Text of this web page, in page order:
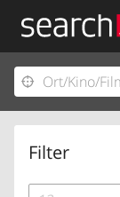
Filter
Ihr Eintrag
Kundencenter